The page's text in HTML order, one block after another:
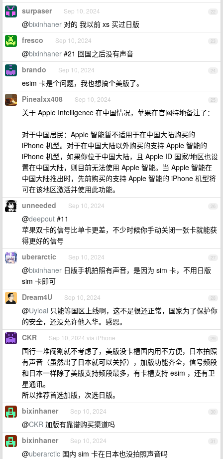
22
surpaser Sep 10, 2024
@bixinhaner 对的 我以前 xs 买过日版
23
fresco Sep 10, 2024
@bixinhaner #21 回国之后没有声音
24
brando Sep 10, 2024
esim 卡是个问题，我也想搞个美版了。
25
Pinealxx408 Sep 10, 2024
关于 Apple Intelligence 在中国情况，苹果在官网特地备注了：
对于中国居民：Apple 智能暂不适用于在中国大陆购买的
iPhone 机型。对于在中国大陆以外购买的支持 Apple 智能的
iPhone 机型，如果你位于中国大陆，且 Apple ID 国家/地区也设
置在中国大陆，则目前无法使用 Apple 智能。当 Apple 智能在
中国大陆推出时，先前购买的支持 Apple 智能的 iPhone 机型将
可在该地区激活并使用此功能。
26
unneeded Sep 10, 2024
@deepout #11
苹果双卡的信号比单卡更差，不少时候你手动关闭一张卡就能获
得更好的信号
27
uberarctic Sep 10, 2024
@bixinhaner 日版手机拍照有声音，是因为 sim 卡，不用日版
sim 卡即可
28
Dream4U Sep 10, 2024
@Uyloal 只能等国区上线啊，这不是很还正常，国家为了保护你
的安全，还没允许他入华。感恩。
29
CKR Sep 10, 2024 via iPhone
国行一堆阉割就不考虑了，美版没卡槽国内用不方便，日本拍照
有声音（虽然出了日本就可以关掉），加版功能齐全，信号频段
和日本一样除了美版支持频段最多，有卡槽支持 esim ，还有卫
星通讯。
所以推荐首选加版，次选日版。
30
bixinhaner Sep 10, 2024
@CKR 加版有靠谱购买渠道吗
31
bixinhaner Sep 10, 2024
@uberarctic 国内 sim 卡在日本也没拍照声音吗